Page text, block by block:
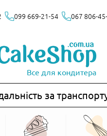
Все для кондитера
099 669-21-54 067 806-
за